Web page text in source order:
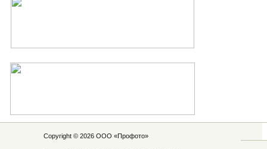
Copyright © 2026 ООО «Профото»